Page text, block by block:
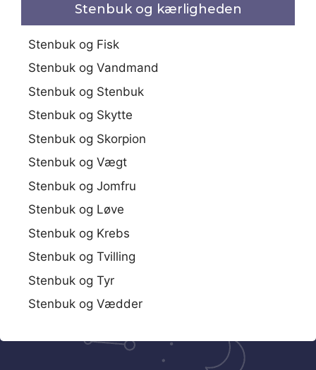
Stenbuk og kærligheden
Stenbuk og Fisk
Stenbuk og Vandmand
Stenbuk og Stenbuk
Stenbuk og Skytte
Stenbuk og Skorpion
Stenbuk og Vægt
Stenbuk og Jomfru
Stenbuk og Løve
Stenbuk og Krebs
Stenbuk og Tvilling
Stenbuk og Tyr
Stenbuk og Vædder